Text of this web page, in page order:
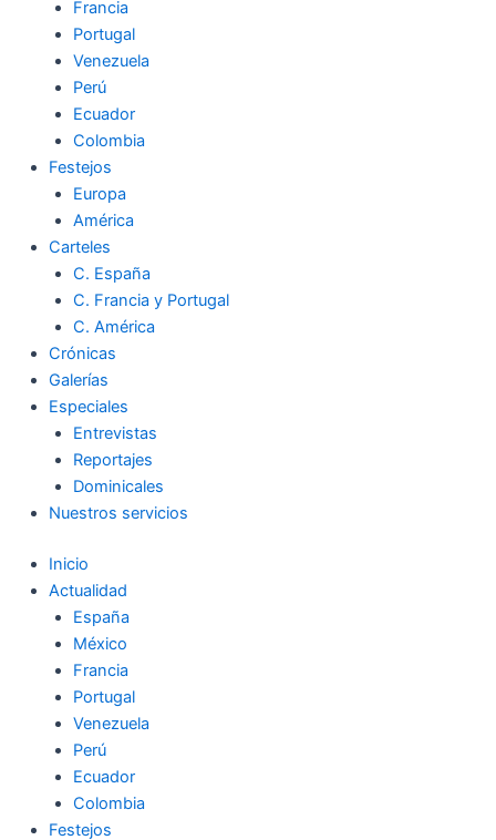
Francia
Portugal
Venezuela
Perú
Ecuador
Colombia
Festejos
Europa
América
Carteles
C. España
C. Francia y Portugal
C. América
Crónicas
Galerías
Especiales
Entrevistas
Reportajes
Dominicales
Nuestros servicios
Inicio
Actualidad
España
México
Francia
Portugal
Venezuela
Perú
Ecuador
Colombia
Festejos